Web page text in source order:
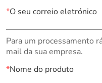
*O seu correio eletrónico
Para um processamento
mail da sua empresa.
*Nome do produto